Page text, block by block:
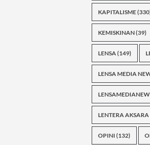
KAPITALISME
KEMISKINAN(39)
LENSA(149)
LENSA MEDIA
LENTERA AKSARA
OPINI (132)